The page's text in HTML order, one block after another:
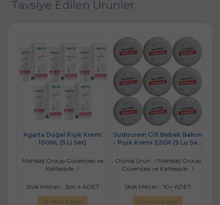
Tavsiye Edilen Ürünler
Agarta Doğal Pişik Kremi
100ML (5 Li Set)
Mandaş Group Güvencesi ve
Kalitesiyle...!
Stok Miktarı : Son 4 ADET
Ücretsiz Kargo
Sudocrem Cilt Bebek Bakım
- Pişik Kremi 22GR (9 Lu Set)
Orjinal Ürün...! Mandaş Group
Güvencesi ve Kalitesiyle...!
Stok Miktarı : 10+ ADET
Ücretsiz Kargo